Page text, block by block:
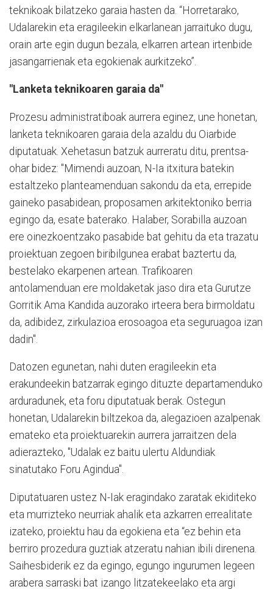
teknikoak bilatzeko garaia hasten da. “Horretarako,
Udalarekin eta eragileekin elkarlanean jarraituko dugu,
orain arte egin dugun bezala, elkarren artean irtenbide
jasangarrienak eta egokienak aurkitzeko”.
"Lanketa teknikoaren garaia da"
Prozesu administratiboak aurrera eginez, une honetan,
lanketa teknikoaren garaia dela azaldu du Oiarbide
diputatuak. Xehetasun batzuk aurreratu ditu, prentsa-
ohar bidez: "Mimendi auzoan, N-Ia itxitura batekin
estaltzeko planteamenduan sakondu da eta, errepide
gaineko pasabidean, proposamen arkitektoniko berria
egingo da, esate baterako. Halaber, Sorabilla auzoan
ere oinezkoentzako pasabide bat gehitu da eta trazatu
proiektuan zegoen biribilgunea erabat baztertu da,
bestelako ekarpenen artean. Trafikoaren
antolamenduan ere moldaketak jaso dira eta Gurutze
Gorritik Ama Kandida auzorako irteera bera birmoldatu
da, adibidez, zirkulazioa erosoagoa eta seguruagoa izan
dadin".
Datozen egunetan, nahi duten eragileekin eta
erakundeekin batzarrak egingo dituzte departamenduko
arduradunek, eta foru diputatuak berak. Ostegun
honetan, Udalarekin biltzekoa da, alegazioen azalpenak
emateko eta proiektuarekin aurrera jarraitzen dela
adierazteko, "Udalak ez baitu ulertu Aldundiak
sinatutako Foru Agindua".
Diputatuaren ustez N-Iak eragindako zaratak ekiditeko
eta murrizteko neurriak ahalik eta azkarren errealitate
izateko, proiektu hau da egokiena eta “ez behin eta
berriro prozedura guztiak atzeratu nahian ibili direnena.
Saihesbiderik ez da egingo, egungo ingurumen legeen
arabera sarraski bat izango litzatekeelako eta argi